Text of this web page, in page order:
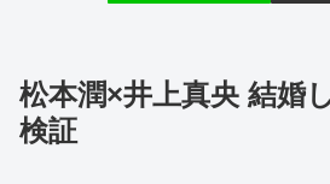
松本潤×井上真央 結婚
検証